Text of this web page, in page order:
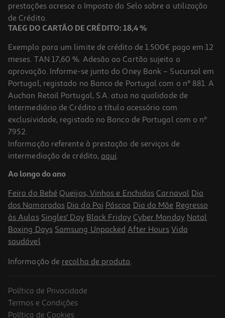
prestações acresce o Imposto do Selo sobre a utilização
de Crédito.
TAEG DO CARTÃO DE CRÉDITO: 18,4 %
Exemplo para um limite de crédito de 1.500€ pago em 12
meses. TAN 17,60 %. Adesão ao Cartão sujeita a
aprovação. Informe-se junto do Oney Bank – Sucursal em
Portugal, registado no Banco de Portugal com o nº 881. A
Auchan Retail Portugal, S.A. atua na qualidade de
Intermediário de Crédito a título acessório com
exclusividade, registado no Banco de Portugal com o nº
7952.
Informação referente à prestação de serviços de
intermediação de crédito, aqui.
Ao longo do ano
Feira do Bebé Queijos, Vinhos e Enchidos Carnaval Dia
dos Namorados Dia do Pai Páscoa Dia da Mãe Regresso
às Aulas Singles' Day Black Friday Cyber Monday Natal
Boxing Days Samsung Unpacked After Hours Vida
saudável
Informação de recolha de produto.
Política de Privacidade
Termos e Condições
Política de Cookies